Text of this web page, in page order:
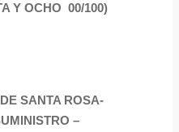
Y OCHO 00/100)
SANTA ROSA-
–